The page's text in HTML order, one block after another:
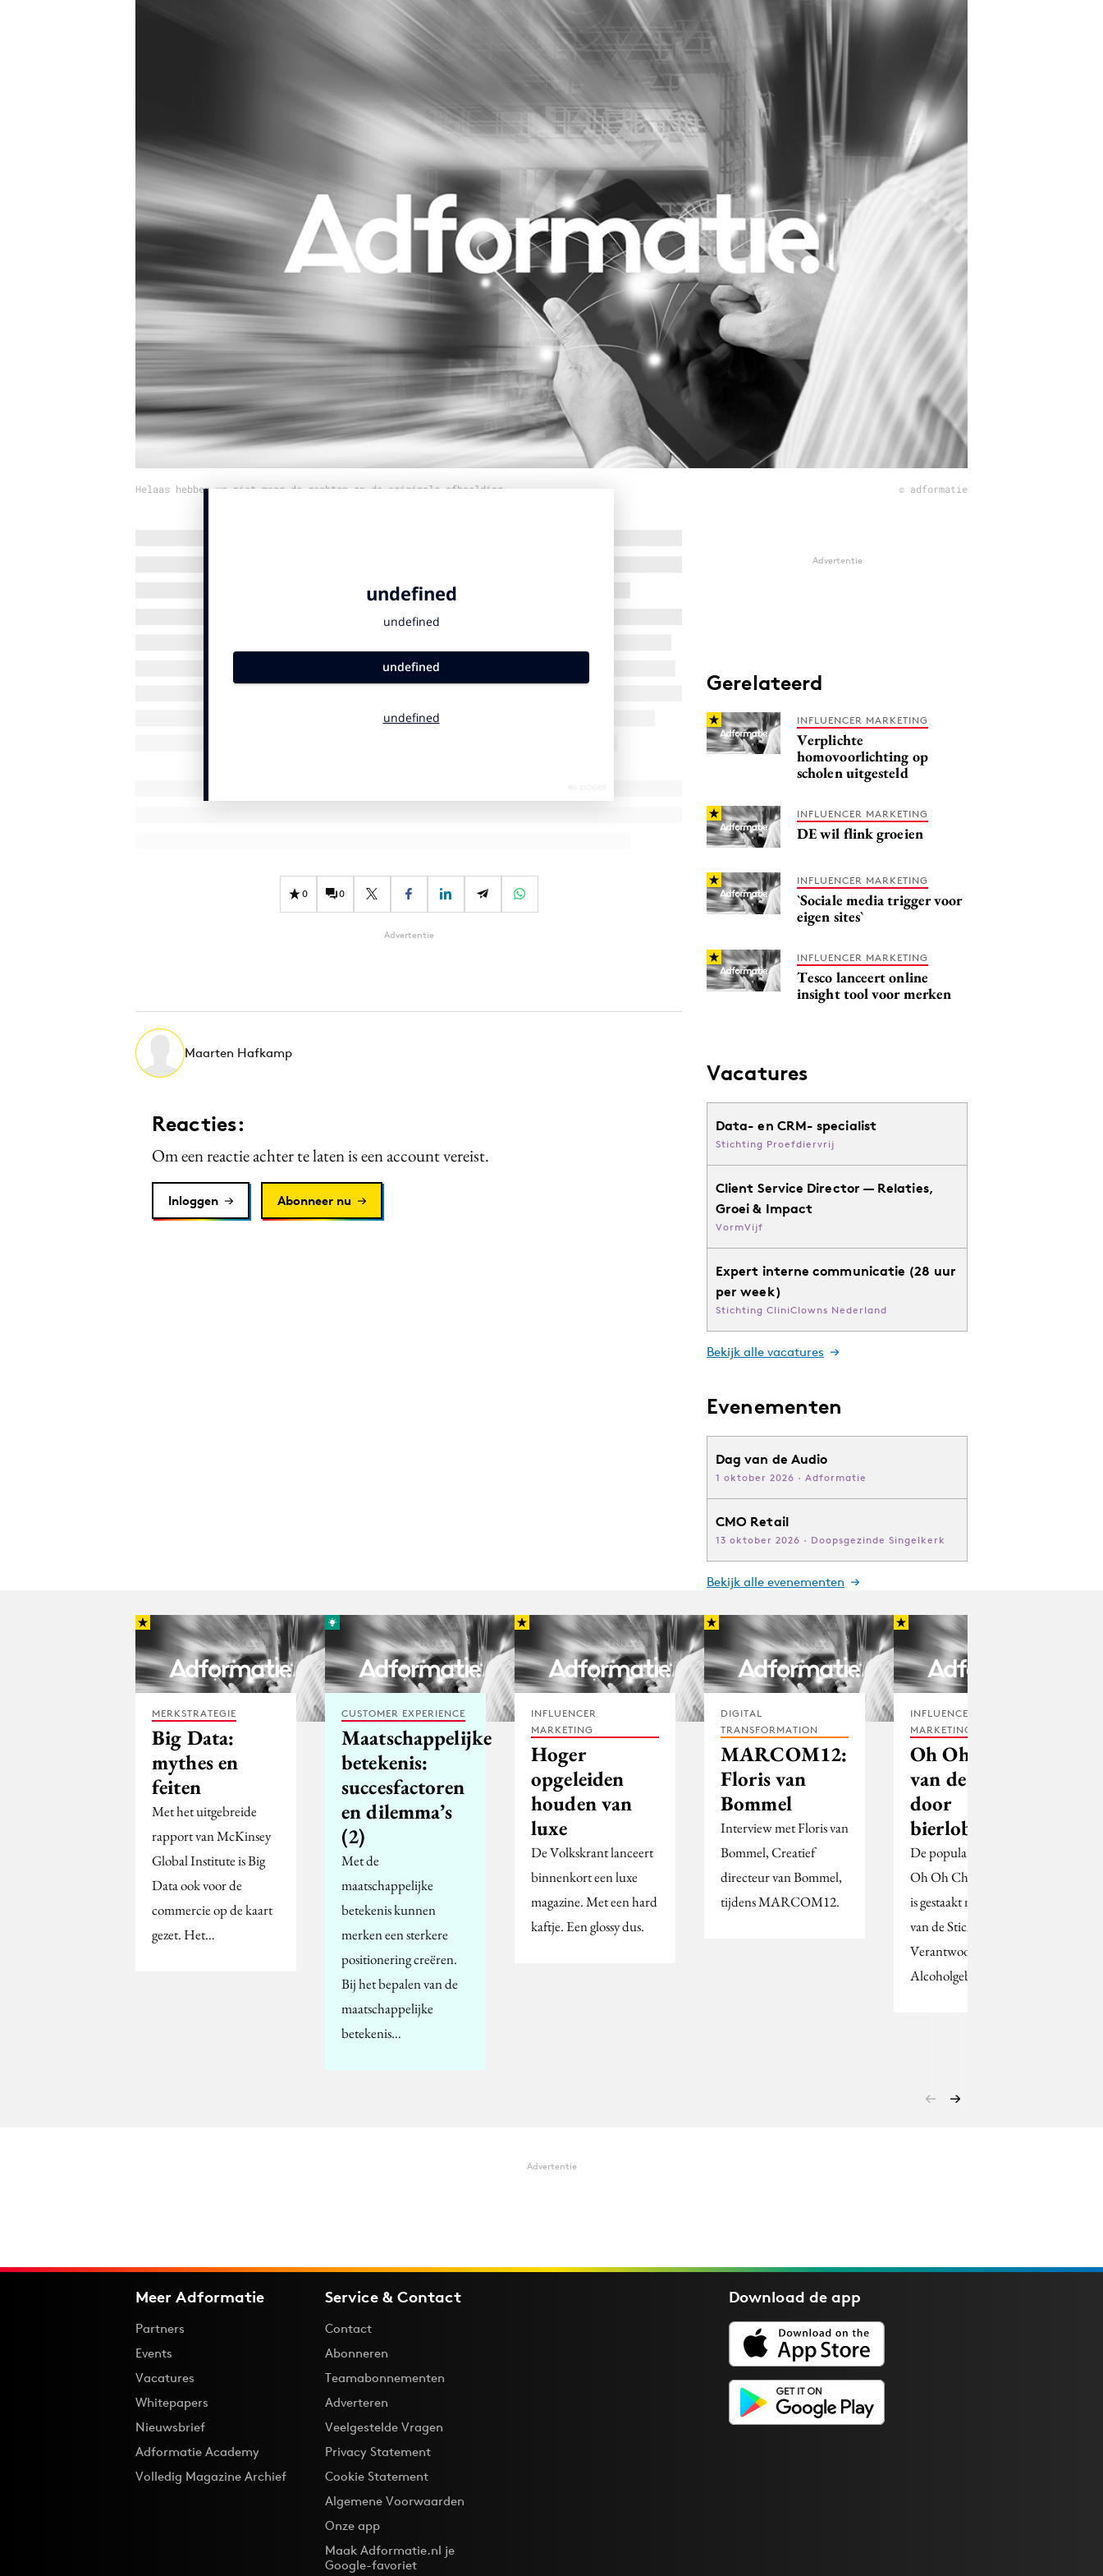
Influencer marketing
Interne communicatie
Purpose Marketing
Reputatie & crisis
Helaas hebben we niet meer de rechten op de originele afbeelding © adformatie
0 0
Advertentie
Maarten Hafkamp
Reacties:
Om een reactie achter te laten is een account vereist.
Inloggen Abonneer nu
Advertentie
Gerelateerd
INFLUENCER MARKETING
Verplichte
homovoorlichting op
scholen uitgesteld
INFLUENCER MARKETING
DE wil flink groeien
INFLUENCER MARKETING
`Sociale media trigger voor
eigen sites`
INFLUENCER MARKETING
Tesco lanceert online
insight tool voor merken
Vacatures
Data- en CRM- specialist
Stichting Proefdiervrij
Client Service Director — Relaties,
Groei & Impact
VormVijf
Expert interne communicatie (28 uur
per week)
Stichting CliniClowns Nederland
Bekijk alle vacatures
Evenementen
Dag van de Audio
1 oktober 2026 · Adformatie
CMO Retail
13 oktober 2026 · Doopsgezinde Singelkerk
Bekijk alle evenementen
MERKSTRATEGIE
Big Data:
mythes en
feiten
Met het uitgebreide
rapport van McKinsey
Global Institute is Big
Data ook voor de
commercie op de kaart
gezet. Het…
CUSTOMER EXPERIENCE
Maatschappelijke
betekenis:
succesfactoren
en dilemma’s
(2)
Met de
maatschappelijke
betekenis kunnen
merken een sterkere
positionering creëren.
Bij het bepalen van de
maatschappelijke
betekenis…
INFLUENCER
MARKETING
Hoger
opgeleiden
houden van
luxe
De Volkskrant lanceert
binnenkort een luxe
magazine. Met een hard
kaftje. Een glossy dus.
DIGITAL
TRANSFORMATION
MARCOM12:
Floris van
Bommel
Interview met Floris van
Bommel, Creatief
directeur van Bommel,
tijdens MARCOM12.
INFLUENCER
MARKETING
Oh Oh Cherso
van de buis
door
bierlobby
De populaire tv-serie
Oh Oh Cherso (RTL5)
is gestaakt na een lobby
van de Stichting
Verantwoordelijk
Alcoholgebruik (Stiva).
Advertentie
Meer Adformatie
Partners
Events
Vacatures
Whitepapers
Nieuwsbrief
Adformatie Academy
Volledig Magazine Archief
Service & Contact
Contact
Abonneren
Teamabonnementen
Adverteren
Veelgestelde Vragen
Privacy Statement
Cookie Statement
Algemene Voorwaarden
Onze app
Maak Adformatie.nl je
Google-favoriet
Download deapp